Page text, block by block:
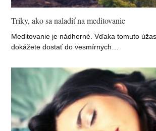
Triky, ako sa naladiť na meditovanie
Meditovanie je nádherné. Vďaka tomuto
dokážete dostať do vesmírnych…